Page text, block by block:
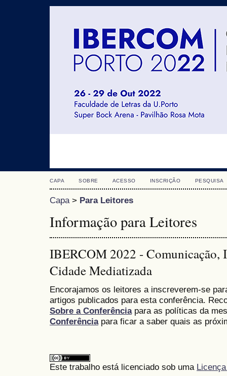
CAPA SOBRE ACESSO INSCRIÇÃO PESQUISA
Capa> Para Leitores
Informação para Leitores
IBERCOM 2022 - Comunicação,
Cidade Mediatizada
Encorajamos os leitores a inscreverem-se
artigos publicados para esta conferência.
Sobre a Conferência para as políticas da
Conferênciapara ficar a saber quais as
Este trabalho está licenciado sob uma